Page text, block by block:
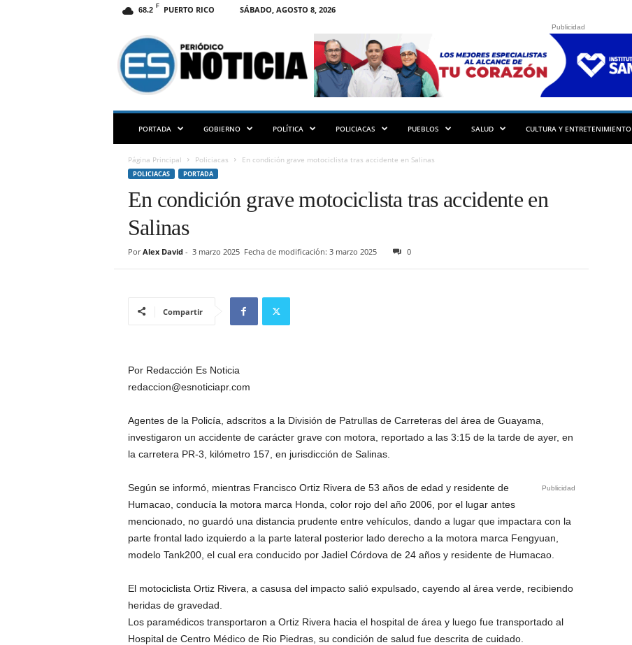
68.2 F PUERTO RICO SÁBADO, AGOSTO 8, 2026
S
N
O
Publicidad
PORTADA GOBIERNO POLÍTICA POLICIACAS PUEBLOS SALUD CULTURA Y ENTRETENIMIENTO
Página Principal Policiacas En condición grave motociclista tras accidente en Salinas
POLICIACAS PORTADA
En condición grave motociclista tras accidente en
Salinas
Por Alex David- 3 marzo 2025 Fecha de modificación: 3 marzo 2025 0
Compartir
Por Redacción Es Noticia
redaccion@esnoticiapr.com
Agentes de la Policía, adscritos a la División de Patrullas de Carreteras del área de Guayama,
investigaron un accidente de carácter grave con motora, reportado a las 3:15 de la tarde de ayer, en
la carretera PR-3, kilómetro 157, en jurisdicción de Salinas.
Publicidad
Según se informó, mientras Francisco Ortiz Rivera de 53 años de edad y residente de
Humacao, conducía la motora marca Honda, color rojo del año 2006, por el lugar antes
mencionado, no guardó una distancia prudente entre vehículos, dando a lugar que impactara con la
parte frontal lado izquierdo a la parte lateral posterior lado derecho a la motora marca Fengyuan,
modelo Tank200, el cual era conducido por Jadiel Córdova de 24 años y residente de Humacao.
El motociclista Ortiz Rivera, a casusa del impacto salió expulsado, cayendo al área verde, recibiendo
heridas de gravedad.
Los paramédicos transportaron a Ortiz Rivera hacia el hospital de área y luego fue transportado al
Hospital de Centro Médico de Rio Piedras, su condición de salud fue descrita de cuidado.